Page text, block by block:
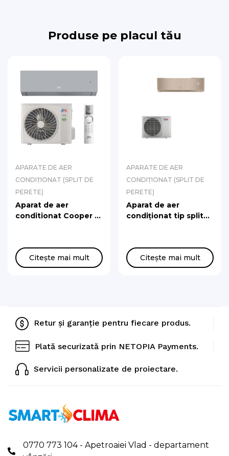
Produse pe placul tău
APARATE DE AER
CONDIȚIONAT (SPLIT DE
PERETE)
Aparat de aer
conditionat Cooper &
kW, 9.000 BTU, 230V,
(Varianta Culoare
Argintiu)
Citește mai mult
APARATE DE AER
CONDIȚIONAT (SPLIT DE
PERETE)
Aparat de aer
condiționat tip split
18000 BTU (5.3 kW,
220-240V) CH-
S18FTXAM2S-SC
Citește mai mult
Retur și garanție pentru fiecare produs.
Plată securizată prin NETOPIA Payments.
Servicii personalizate de proiectare.
0770 773 104 - Apetroaiei Vlad - departament